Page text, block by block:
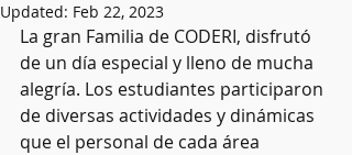
Updated: Feb 22, 2023
La gran Familia de CODERI, disfrutó
de un día especial y lleno de mucha
alegría. Los estudiantes participaron
de diversas actividades y dinámicas
que el personal de cada área